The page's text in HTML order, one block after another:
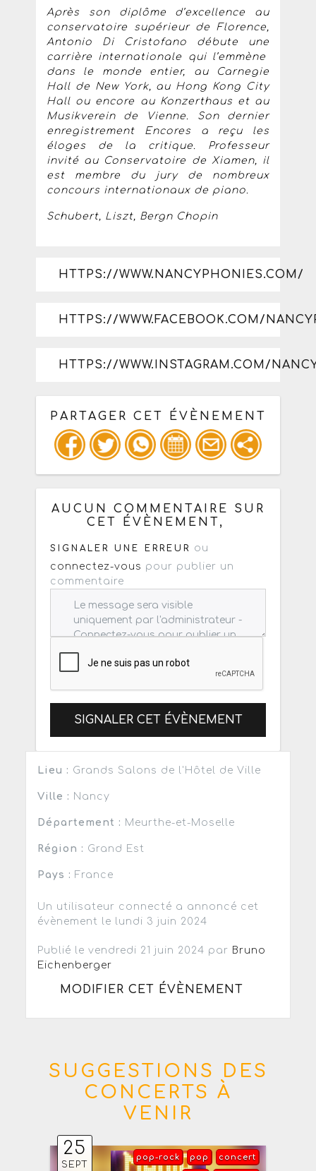
Après son diplôme d’excellence au
conservatoire supérieur de Florence,
Antonio Di Cristofano débute une
carrière internationale qui l’emmène
dans le monde entier, au Carnegie
Hall de New York, au Hong Kong City
Hall ou encore au Konzerthaus et au
Musikverein de Vienne. Son dernier
enregistrement Encores a reçu les
éloges de la critique. Professeur
invité au Conservatoire de Xiamen, il
est membre du jury de nombreux
concours internationaux de piano.
Schubert, Liszt, Bergn Chopin
HTTPS://WWW.NANCYPHONIES.COM/
HTTPS://WWW.FACEBOOK.COM/
HTTPS://WWW.INSTAGRAM.COM/
PARTAGER CET ÉVÈNEMENT
Copiez les infos ci-dessous pour un
: mail / forum / réseau social
AUCUN COMMENTAIRE SUR
CET ÉVÈNEMENT,
SIGNALER UNE ERREUR
ou
connectez-vous pour publier un
commentaire
SIGNALER CET ÉVÈNEMENT
Lieu : Grands Salons de l'Hôtel de Ville
Ville : Nancy
Département : Meurthe-et-Moselle
Région : Grand Est
Pays : France
Un utilisateur connecté a annoncé cet
évènement le lundi 3 juin 2024
Publié le vendredi 21 juin 2024 par Bruno
Eichenberger
MODIFIER CET ÉVÈNEMENT
SUGGESTIONS DES
CONCERTS À
VENIR
25
SEPT
concert
pop
pop-rock